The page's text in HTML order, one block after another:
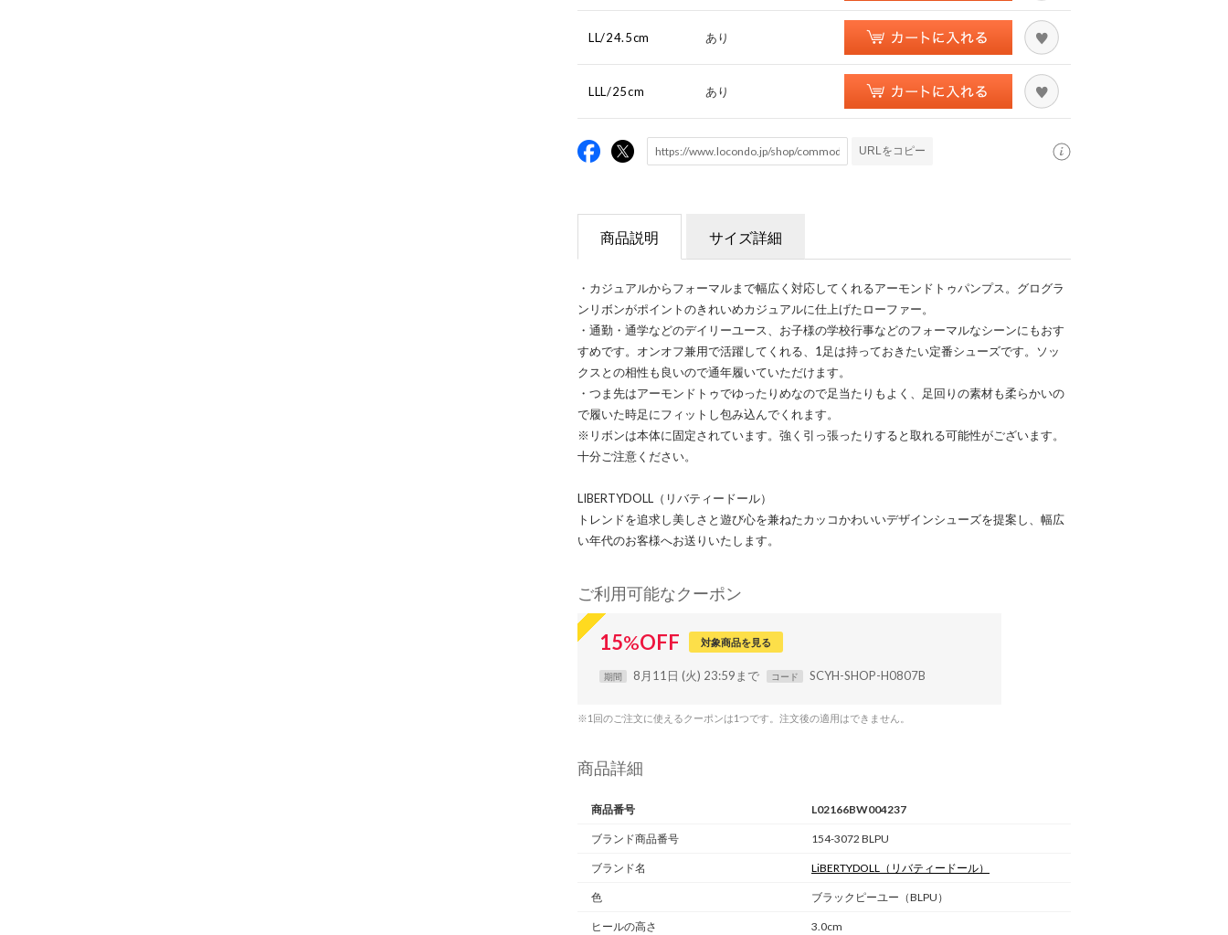
LL/24.5cm あり
LLL/25cm あり
URLをコピー
商品説明 サイズ詳細
・カジュアルからフォーマルまで幅広く対応してくれるアーモンドトゥパンプス。グログラ
ンリボンがポイントのきれいめカジュアルに仕上げたローファー。
・通勤・通学などのデイリーユース、お子様の学校行事などのフォーマルなシーンにもおす
すめです。オンオフ兼用で活躍してくれる、1足は持っておきたい定番シューズです。ソッ
クスとの相性も良いので通年履いていただけます。
・つま先はアーモンドトゥでゆったりめなので足当たりもよく、足回りの素材も柔らかいの
で履いた時足にフィットし包み込んでくれます。
※リボンは本体に固定されています。強く引っ張ったりすると取れる可能性がございます。
十分ご注意ください。
LIBERTYDOLL（リバティードール）
トレンドを追求し美しさと遊び心を兼ねたカッコかわいいデザインシューズを提案し、幅広
い年代のお客様へお送りいたします。
ご利用可能なクーポン
15%OFF 対象商品を見る
期間 8月11日 (火) 23:59まで コード SCYH-SHOP-H0807B
※1回のご注文に使えるクーポンは1つです。注文後の適用はできません。
商品詳細
商品番号 L02166BW004237
ブランド商品番号 154-3072 BLPU
ブランド名 LiBERTYDOLL （リバティードール）
色 ブラックピーユー（BLPU）
ヒールの高さ 3.0cm